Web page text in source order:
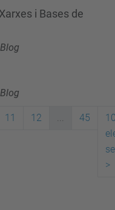
i Bases de
Blog
Blog
11 12 ... 45
>